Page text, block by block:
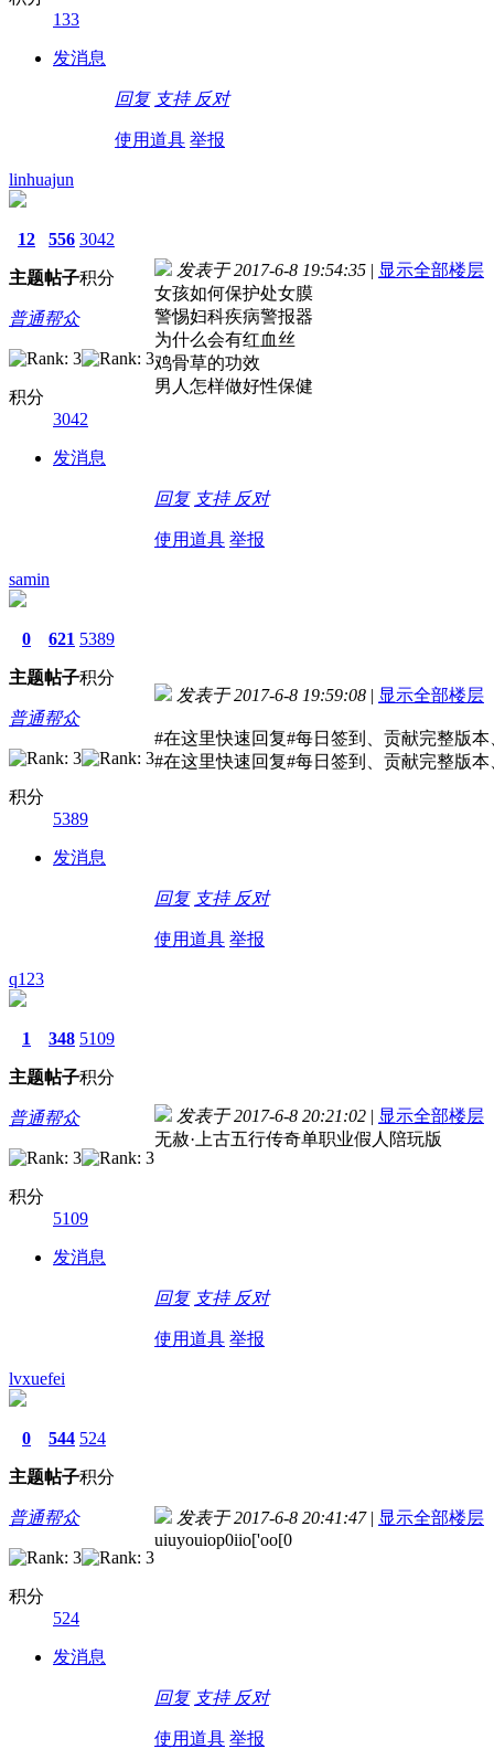
133
发消息
回复 支持 反对
使用道具 举报
linhuajun
12
主题
556
帖子
3042
积分
普通帮众
积分
3042
发消息
发表于 2017-6-8 19:54:35 | 显示全部楼层
女孩如何保护处女膜
警惕妇科疾病警报器
为什么会有红血丝
鸡骨草的功效
男人怎样做好性保健
回复 支持 反对
使用道具 举报
samin
0
主题
621
帖子
5389
积分
普通帮众
积分
5389
发消息
发表于 2017-6-8 19:59:08 | 显示全部楼层
#在这里快速回复#每日签到、贡献完整版
#在这里快速回复#每日签到、贡献完整版
回复 支持 反对
使用道具 举报
q123
1
主题
348
帖子
5109
积分
普通帮众
积分
5109
发消息
发表于 2017-6-8 20:21:02 | 显示全部楼层
无赦·上古五行传奇单职业假人陪玩版
回复 支持 反对
使用道具 举报
lvxuefei
0
主题
544
帖子
524
积分
普通帮众
积分
524
发消息
发表于 2017-6-8 20:41:47 | 显示全部楼层
uiuyouiop0iio['oo[0
回复 支持 反对
使用道具 举报